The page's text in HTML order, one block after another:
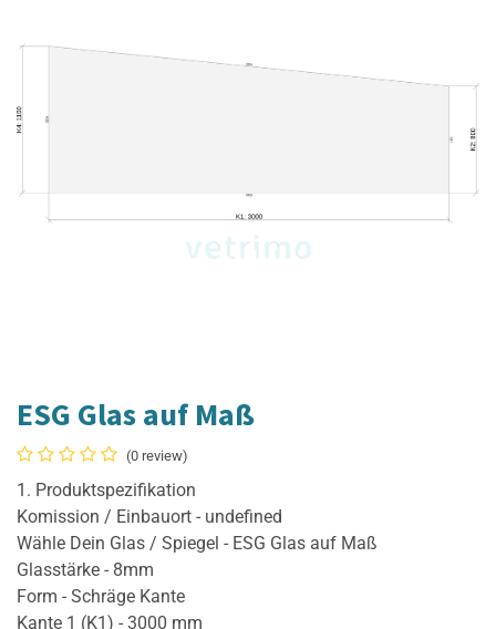
ESG Glas auf Maß
(0 review)
1. Produktspezifikation
Komission / Einbauort - undefined
Wähle Dein Glas / Spiegel - ESG Glas auf Maß
Glasstärke - 8mm
Form - Schräge Kante
Kante 1 (K1) - 3000 mm